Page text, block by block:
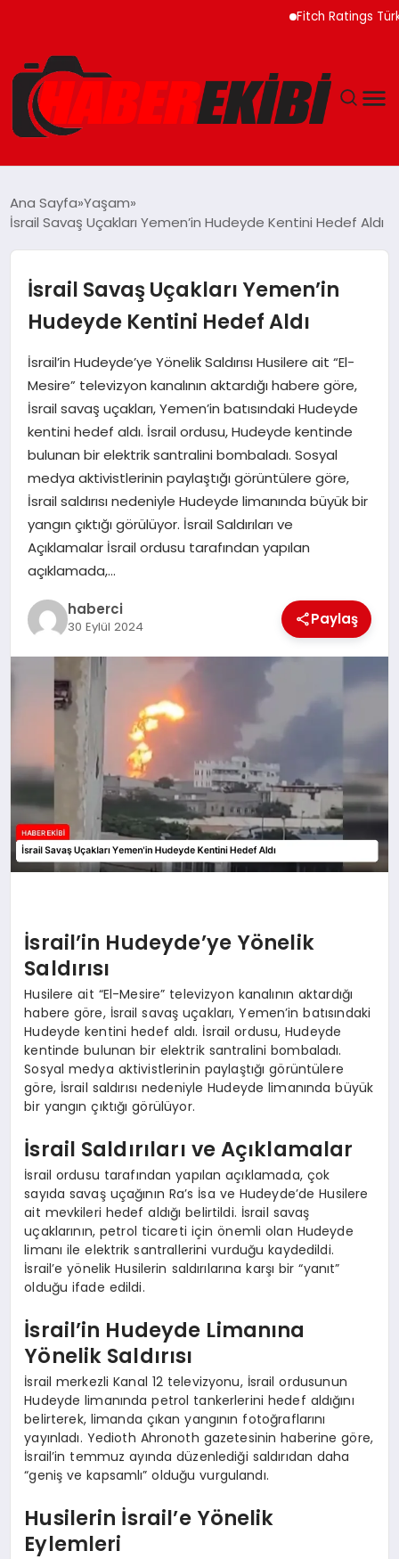
Fitch Ratings Türkiye
EĞITIM
EKONOMI
YAŞAM
Ana Sayfa Yaşam
İsrail Savaş Uçakları Yemen’in Hudeyde Kentini Hedef Aldı
İsrail Savaş Uçakları Yemen’in
Hudeyde Kentini Hedef Aldı
İsrail’in Hudeyde’ye Yönelik Saldırısı Husilere ait “El-
Mesire” televizyon kanalının aktardığı habere göre,
İsrail savaş uçakları, Yemen’in batısındaki Hudeyde
kentini hedef aldı. İsrail ordusu, Hudeyde kentinde
bulunan bir elektrik santralini bombaladı. Sosyal
medya aktivistlerinin paylaştığı görüntülere göre,
İsrail saldırısı nedeniyle Hudeyde limanında büyük bir
yangın çıktığı görülüyor. İsrail Saldırıları ve
Açıklamalar İsrail ordusu tarafından yapılan
açıklamada,…
haberci
30 Eylül 2024 Paylaş
İsrail’in Hudeyde’ye Yönelik
Saldırısı
Husilere ait “El-Mesire” televizyon kanalının aktardığı
habere göre, İsrail savaş uçakları, Yemen’in batısındaki
Hudeyde kentini hedef aldı. İsrail ordusu, Hudeyde
kentinde bulunan bir elektrik santralini bombaladı.
Sosyal medya aktivistlerinin paylaştığı görüntülere
göre, İsrail saldırısı nedeniyle Hudeyde limanında büyük
bir yangın çıktığı görülüyor.
İsrail Saldırıları ve Açıklamalar
İsrail ordusu tarafından yapılan açıklamada, çok
sayıda savaş uçağının Ra’s İsa ve Hudeyde’de Husilere
ait mevkileri hedef aldığı belirtildi. İsrail savaş
uçaklarının, petrol ticareti için önemli olan Hudeyde
limanı ile elektrik santrallerini vurduğu kaydedildi.
İsrail’e yönelik Husilerin saldırılarına karşı bir “yanıt”
olduğu ifade edildi.
İsrail’in Hudeyde Limanına
Yönelik Saldırısı
İsrail merkezli Kanal 12 televizyonu, İsrail ordusunun
Hudeyde limanında petrol tankerlerini hedef aldığını
belirterek, limanda çıkan yangının fotoğraflarını
yayınladı. Yedioth Ahronoth gazetesinin haberine göre,
İsrail’in temmuz ayında düzenlediği saldırıdan daha
“geniş ve kapsamlı” olduğu vurgulandı.
Husilerin İsrail’e Yönelik
Eylemleri